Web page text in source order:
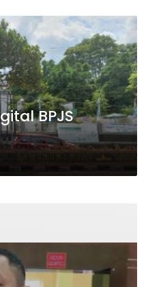
BPJS